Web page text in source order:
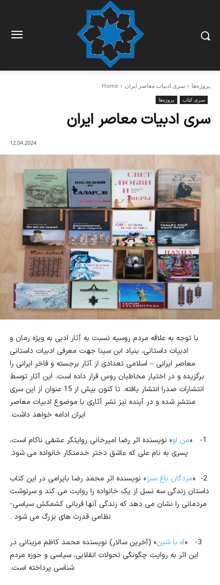
Home پروژه‌ها سری ادبیات معاصر ایران
پروژه‌ها سری کتاب
سری ادبیات معاصر ایران
12.04.2024
با توجه به علاقه مردم روسیه نسبت به آثار ادبی به ویژه رمان و
ادبیات داستانی، بنیاد ابن سینا جهت معرفی ادبیات داستانی
معاصر ایرانی – اسلامی تعدادی از آثار برجسته و فاخر ایرانی را
برگزیده و در اختیار مخاطبان روس قرار داده است. این آثار توسط
انتشارات صدرا انتشار یافته. تا کنون بیش از 15 عنوان از این سری
منتشر شده و در آینده نیز نشر آثاری با موضوع ادبیات معاصر
ایران ادامه خواهد داشت.
1-
«من او» نویسنده اثر رضا امیرخانی روایتگر عشقی ناکام است،
پسری به نام علی که عاشق دختر خدمتکار خانواده می شود.
2-
«مردگان باغ سبز» نویسنده اثر محمد رضا بایرامی در این کتاب
داستان زندگی سه نسل از یک خانواده را روایت می کند و سرنوشت
مردمانی را نشان می دهد که زندگی آنها قربانی کشمکش سیاسی-
نظامی قدرت های بزرگ می شود .
3-
«آه با شین» (آخرین سالار) نویسنده محمد کاظم مزینانی در
این اثر به روایت چگونگی تحولات انقلابی، سیاسی و حوزه مردم
شناسی پرداخته است.